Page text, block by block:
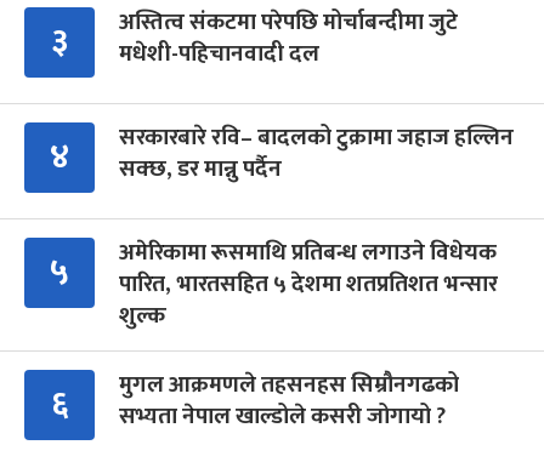
३
अस्तित्व संकटमा परेपछि मोर्चाबन्दीमा जुटे
मधेशी-पहिचानवादी दल
४
सरकारबारे रवि– बादलको टुक्रामा जहाज हल्लिन
सक्छ, डर मान्नु पर्दैन
५
अमेरिकामा रूसमाथि प्रतिबन्ध लगाउने विधेयक
पारित, भारतसहित ५ देशमा शतप्रतिशत भन्सार
शुल्क
६
मुगल आक्रमणले तहसनहस सिम्रौनगढको
सभ्यता नेपाल खाल्डोले कसरी जोगायो ?